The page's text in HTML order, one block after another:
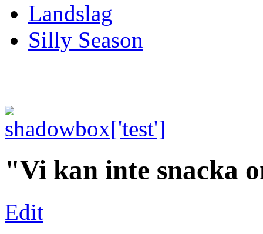
Landslag
Silly Season
"Vi kan inte snacka
Edit